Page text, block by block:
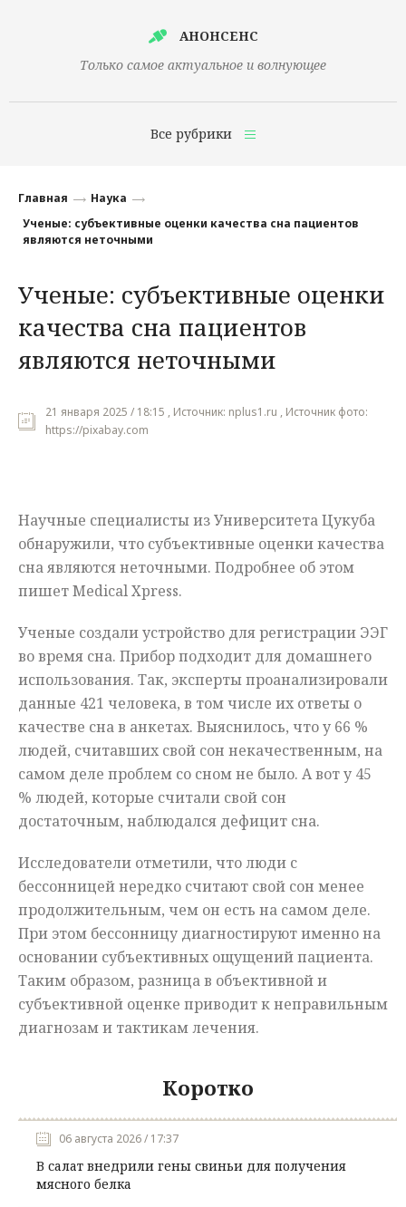
АНОНСЕНС
Только самое актуальное и волнующее
Все рубрики
Финансы
Наука
Культура
Общество
Мнения
Главная
Наука
Ученые: субъективные оценки качества сна пациентов
являются неточными
Ученые: субъективные оценки
качества сна пациентов
являются неточными
21 января 2025 / 18:15 , Источник: nplus1.ru , Источник фото:
https://pixabay.com
Научные специалисты из Университета Цукуба
обнаружили, что субъективные оценки качества
сна являются неточными. Подробнее об этом
пишет Medical Xpress.
Ученые создали устройство для регистрации ЭЭГ
во время сна. Прибор подходит для домашнего
использования. Так, эксперты проанализировали
данные 421 человека, в том числе их ответы о
качестве сна в анкетах. Выяснилось, что у 66 %
людей, считавших свой сон некачественным, на
самом деле проблем со сном не было. А вот у 45
% людей, которые считали свой сон
достаточным, наблюдался дефицит сна.
Исследователи отметили, что люди с
бессонницей нередко считают свой сон менее
продолжительным, чем он есть на самом деле.
При этом бессонницу диагностируют именно на
основании субъективных ощущений пациента.
Таким образом, разница в объективной и
субъективной оценке приводит к неправильным
диагнозам и тактикам лечения.
Коротко
06 августа 2026 / 17:37
В салат внедрили гены свиньи для получения
мясного белка